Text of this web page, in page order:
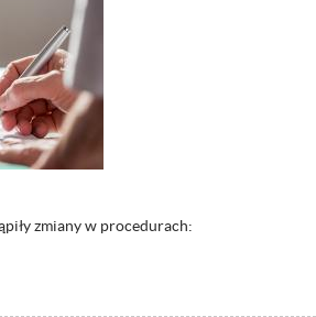
zmiany w procedurach: